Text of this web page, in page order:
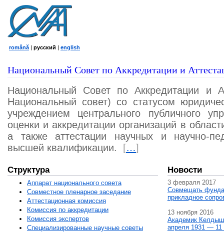
română | русский | english
Национальный Совет по Аккредитации и
Национальный Совет по Аккредитации и
Национальный совет) со статусом
учреждением центрального публичного
оценки и аккредитации организаций в
а также аттестации научных и научно-
высшей квалификации.
[…]
Структура
Аппарат национального совета
Совместное пленарное заседание
Аттестационная комисcия
Комиссия по аккредитации
Комиссия экспертов
Специализированные научные советы
Новости
3 февраля 2017
Совмещать
прикладное
13 ноября 2016
Академик
апреля 1931 — 11